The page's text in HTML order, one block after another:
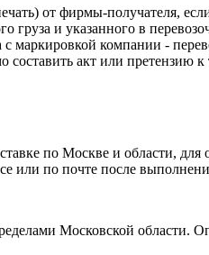
от фирмы-получателя,
груза и указанного в
маркировкой компании -
акт или претензию
по Москве и области, для
или по почте после
Московской